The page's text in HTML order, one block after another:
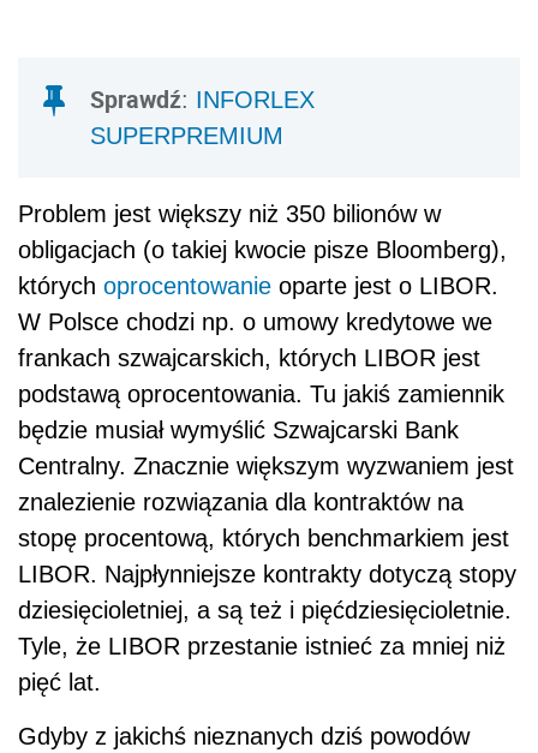
Sprawdź: INFORLEX
SUPERPREMIUM
Problem jest większy niż 350 bilionów w
obligacjach (o takiej kwocie pisze Bloomberg),
których oprocentowanie oparte jest o LIBOR.
W Polsce chodzi np. o umowy kredytowe we
frankach szwajcarskich, których LIBOR jest
podstawą oprocentowania. Tu jakiś zamiennik
będzie musiał wymyślić Szwajcarski Bank
Centralny. Znacznie większym wyzwaniem jest
znalezienie rozwiązania dla kontraktów na
stopę procentową, których benchmarkiem jest
LIBOR. Najpłynniejsze kontrakty dotyczą stopy
dziesięcioletniej, a są też i pięćdziesięcioletnie.
Tyle, że LIBOR przestanie istnieć za mniej niż
pięć lat.
Gdyby z jakichś nieznanych dziś powodów